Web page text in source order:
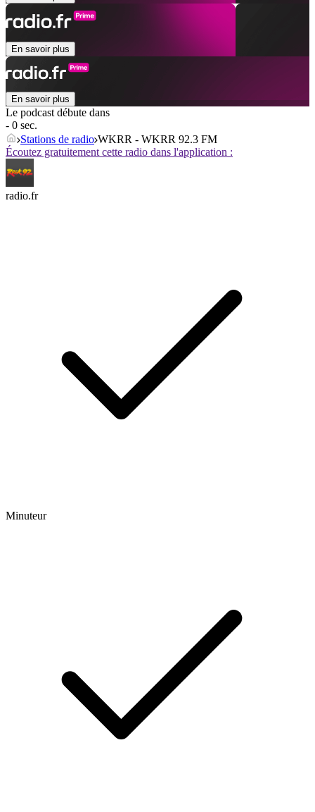
En savoir plus
En savoir plus
Le podcast débute dans
- 0 sec.
Stations de radio WKRR - WKRR 92.3 FM
Écoutez gratuitement cette radio dans l'application :
radio.fr
Minuteur